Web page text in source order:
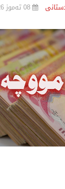
08 تەموز 2026